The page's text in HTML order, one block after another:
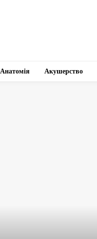
Анатомія Акушерство